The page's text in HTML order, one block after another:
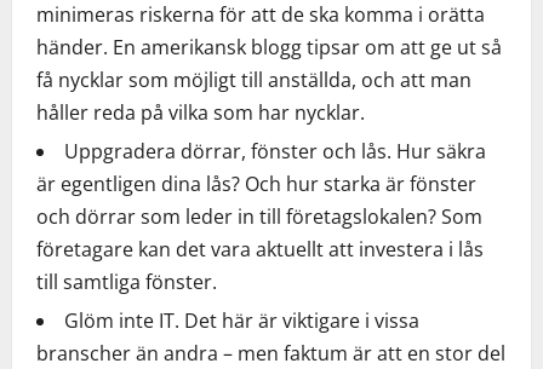
minimeras riskerna för att de ska komma i orätta
händer. En amerikansk blogg tipsar om att ge ut så
få nycklar som möjligt till anställda, och att man
håller reda på vilka som har nycklar.
Uppgradera dörrar, fönster och lås. Hur säkra
är egentligen dina lås? Och hur starka är fönster
och dörrar som leder in till företagslokalen? Som
företagare kan det vara aktuellt att investera i lås
till samtliga fönster.
Glöm inte IT. Det här är viktigare i vissa
branscher än andra – men faktum är att en stor del